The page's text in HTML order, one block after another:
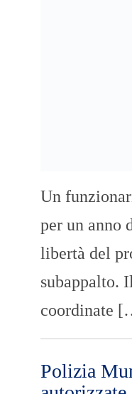
Un
per un anno
libertà del
subappalto.
coordinate
Polizia